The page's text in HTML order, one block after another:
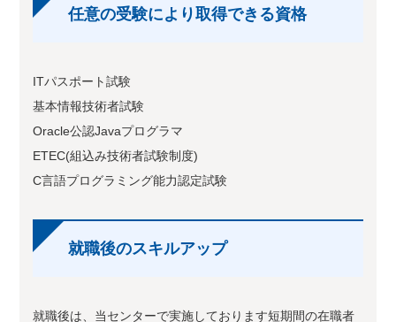
任意の受験により取得できる資格
ITパスポート試験
基本情報技術者試験
Oracle公認Javaプログラマ
ETEC(組込み技術者試験制度)
C言語プログラミング能力認定試験
就職後のスキルアップ
就職後は、当センターで実施しております短期間の在職者